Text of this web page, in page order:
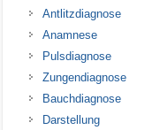
Antlitzdiagnose
Anamnese
Pulsdiagnose
Zungendiagnose
Bauchdiagnose
Darstellung